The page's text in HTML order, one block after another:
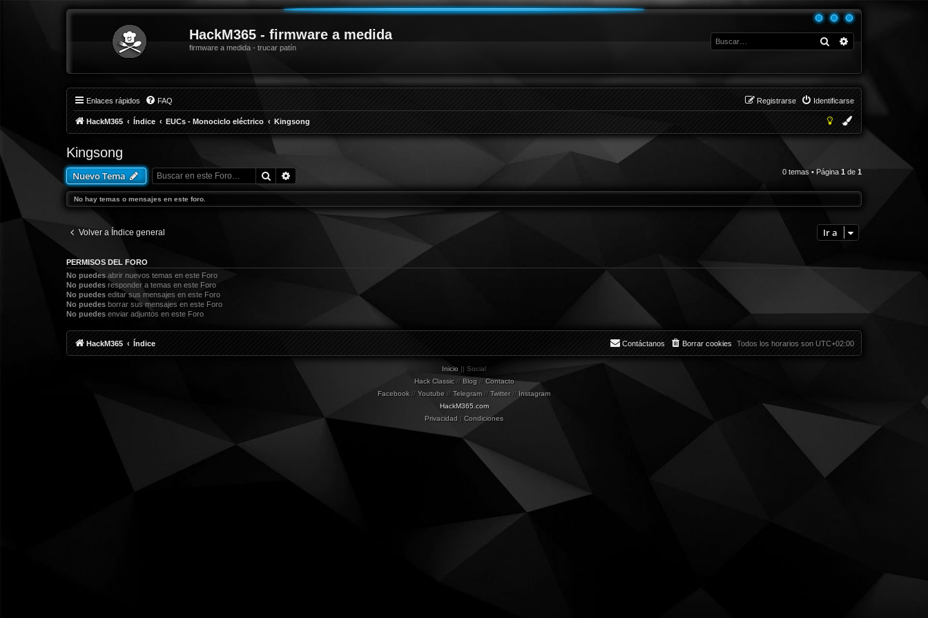
HackM365 - firmware a medida
firmware a medida - trucar patín
Buscar
Enlaces rápidos FAQ Identificarse
Registrarse
HackM365 Índice EUCs - Monociclo eléctrico Kingsong
Kingsong
Nuevo Tema Buscar 0 temas • Página 1 de 1
No hay temas o mensajes en este foro.
Volver a Índice general Ir a
PERMISOS DEL FORO
No puedes abrir nuevos temas en este Foro
No puedes responder a temas en este Foro
No puedes editar sus mensajes en este Foro
No puedes borrar sus mensajes en este Foro
No puedes enviar adjuntos en este Foro
HackM365 Índice Todos los horarios son UTC+02:00
Borrar cookies
Contáctanos
Inicio || Social
Hack Classic// Blog// Contacto
Facebook // Youtube // Telegram// Twitter// Instagram
HackM365.com
Privacidad | Condiciones